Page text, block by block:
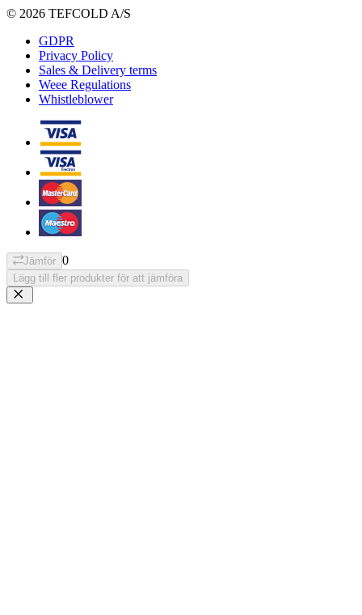
© 2026 TEFCOLD A/S
GDPR
Privacy Policy
Sales & Delivery terms
Weee Regulations
Whistleblower
Jämför 0
Lägg till fler produkter för att jämföra